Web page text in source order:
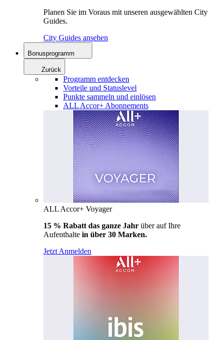
Planen Sie im Voraus mit unseren ausgewählten City
Guides.
City Guides ansehen
Bonusprogramm
Zurück
Programm entdecken
Vorteile und Statuslevel
Punkte sammeln und einlösen
ALL Accor+ Abonnements
ALL Accor+ Voyager
15 % Rabatt das ganze Jahr über auf Ihre
Aufenthalte in über 30 Marken.
Jetzt Anmelden